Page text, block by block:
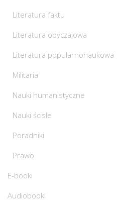
Literatura faktu
Literatura obyczajowa
Literatura popularnonaukowa
Militaria
Nauki humanistyczne
Nauki ścisłe
Poradniki
Prawo
E-booki
Audiobooki